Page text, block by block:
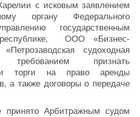
с исковым заявлением
органу Федерального
государственным
ООО «Бизнес-
судоходная
признать
торги на право аренды
а также договоры о передаче
принято Арбитражным судом